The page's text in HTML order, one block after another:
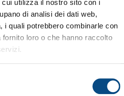
utilizza il nostro sito con i
di analisi dei dati web,
i quali potrebbero combinarle con
loro o che hanno raccolto
IMPORT,